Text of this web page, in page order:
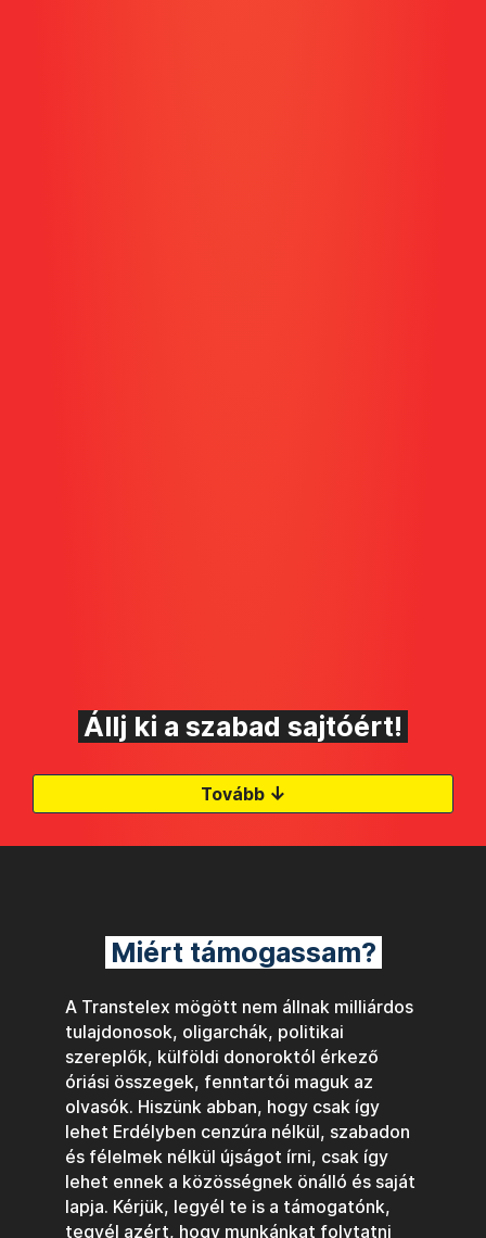
Állj ki a szabad sajtóért!
Tovább ↓
Miért támogassam?
A Transtelex mögött nem állnak milliárdos
tulajdonosok, oligarchák, politikai
szereplők, külföldi donoroktól érkező
óriási összegek, fenntartói maguk az
olvasók. Hiszünk abban, hogy csak így
lehet Erdélyben cenzúra nélkül, szabadon
és félelmek nélkül újságot írni, csak így
lehet ennek a közösségnek önálló és saját
lapja. Kérjük, legyél te is a támogatónk,
tegyél azért, hogy munkánkat folytatni